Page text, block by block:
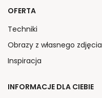
OFERTA
Techniki
Obrazy z własnego zdjęcia
Inspiracja
INFORMACJE DLA CIEBIE